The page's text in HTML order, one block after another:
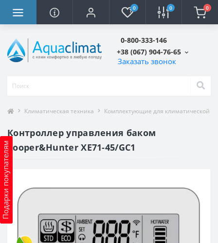
0 0 0
0-800-333-146
+38 (067) 904-76-65
Заказать звонок
Подарки покупателям
Климатическая техника Комплектующие для климатической
Контроллер управления баком
Cooper&Hunter XE71-45/GC1